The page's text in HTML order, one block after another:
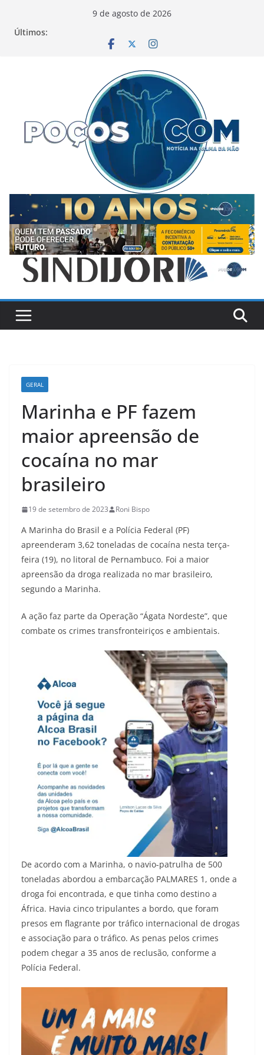
9 de agosto de 2026
Últimos:
GERAL
Marinha e PF fazem
maior apreensão de
cocaína no mar
brasileiro
19 de setembro de 2023 Roni Bispo
A Marinha do Brasil e a Polícia Federal (PF)
apreenderam 3,62 toneladas de cocaína nesta terça-
feira (19), no litoral de Pernambuco. Foi a maior
apreensão da droga realizada no mar brasileiro,
segundo a Marinha.
A ação faz parte da Operação “Ágata Nordeste”, que
combate os crimes transfronteiriços e ambientais.
De acordo com a Marinha, o navio-patrulha de 500
toneladas abordou a embarcação PALMARES 1, onde a
droga foi encontrada, e que tinha como destino a
África. Havia cinco tripulantes a bordo, que foram
presos em flagrante por tráfico internacional de drogas
e associação para o tráfico. As penas pelos crimes
podem chegar a 35 anos de reclusão, conforme a
Polícia Federal.